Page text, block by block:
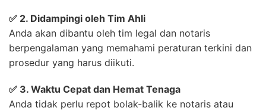
✅ 2. Didampingi oleh Tim Ahli
Anda akan dibantu oleh tim legal dan notaris
berpengalaman yang memahami peraturan terkini dan
prosedur yang harus diikuti.
✅ 3. Waktu Cepat dan Hemat Tenaga
Anda tidak perlu repot bolak-balik ke notaris atau